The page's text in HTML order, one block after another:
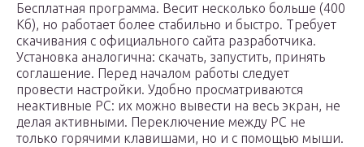
Бесплатная программа. Весит несколько больше (400
Кб), но работает более стабильно и быстро. Требует
скачивания с официального сайта разработчика.
Установка аналогична: скачать, запустить, принять
соглашение. Перед началом работы следует
провести настройки. Удобно просматриваются
неактивные РС: их можно вывести на весь экран, не
делая активными. Переключение между РС не
только горячими клавишами, но и с помощью мыши.